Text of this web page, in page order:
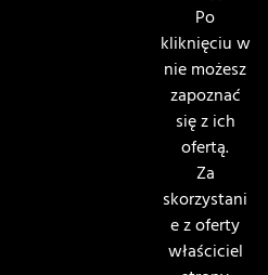
Po
kliknięciu w
nie możesz
zapoznać
się z ich
ofertą.
Za
skorzystani
e z oferty
właściciel